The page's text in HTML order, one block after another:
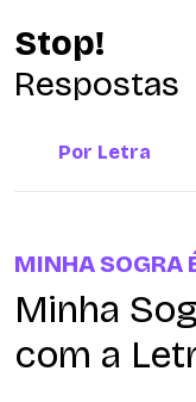
Stop!
Respostas
Por Letra
MINHA SOGRA
Minha
com a